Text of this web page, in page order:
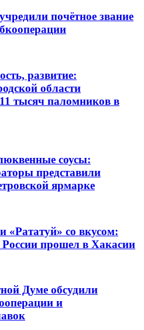
почётное звание
развитие:
области
тысяч паломников в
соусы:
представили
ярмарке
«Рататуй» со вкусом:
прошел в Хакасии
Думе обсудили
и